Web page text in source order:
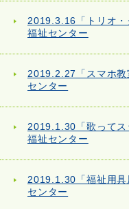
2019.3.16「トリオ・
福祉センター
2019.2.27「スマホ教
センター
2019.1.30「歌ってス
福祉センター
2019.1.30「福祉用具
センター